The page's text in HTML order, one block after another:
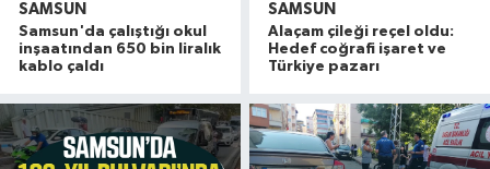
SAMSUN
Samsun'da çalıştığı okul
inşaatından 650 bin liralık
kablo çaldı
SAMSUN
Alaçam çileği reçel oldu:
Hedef coğrafi işaret ve
Türkiye pazarı